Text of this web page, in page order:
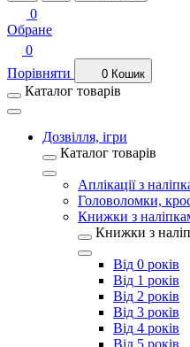
0
Обране
0
Порівняти
0 Кошик
Каталог товарів
Дозвілля, ігри
Каталог товарів
Аплікації з
Головоломки,
Книжки з
Книжки з
Від 0 років
Від 1 років
Від 2 років
Від 3 років
Від 4 років
Від 5 років